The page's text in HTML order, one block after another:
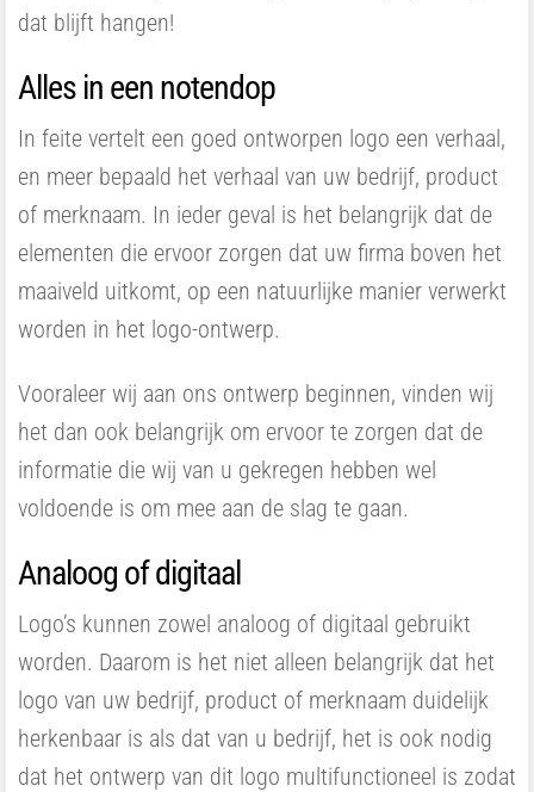
dat blijft hangen!
Alles in een notendop
In feite vertelt een goed ontworpen logo een verhaal,
en meer bepaald het verhaal van uw bedrijf, product
of merknaam. In ieder geval is het belangrijk dat de
elementen die ervoor zorgen dat uw firma boven het
maaiveld uitkomt, op een natuurlijke manier verwerkt
worden in het logo-ontwerp.
Vooraleer wij aan ons ontwerp beginnen, vinden wij
het dan ook belangrijk om ervoor te zorgen dat de
informatie die wij van u gekregen hebben wel
voldoende is om mee aan de slag te gaan.
Analoog of digitaal
Logo’s kunnen zowel analoog of digitaal gebruikt
worden. Daarom is het niet alleen belangrijk dat het
logo van uw bedrijf, product of merknaam duidelijk
herkenbaar is als dat van u bedrijf, het is ook nodig
dat het ontwerp van dit logo multifunctioneel is zodat